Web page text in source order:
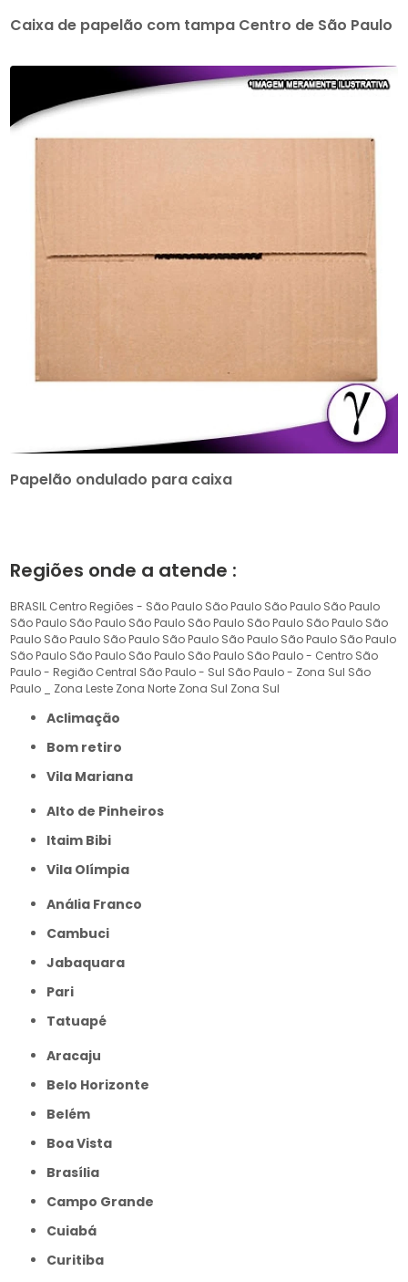
Caixa de papelão com tampa Centro de São Paulo
Papelão ondulado para caixa
Regiões onde a atende :
BRASIL Centro Regiões - São Paulo São Paulo São Paulo São Paulo
São Paulo São Paulo São Paulo São Paulo São Paulo São Paulo São
Paulo São Paulo São Paulo São Paulo São Paulo São Paulo São Paulo
São Paulo São Paulo São Paulo São Paulo São Paulo - Centro São
Paulo - Região Central São Paulo - Sul São Paulo - Zona Sul São
Paulo _ Zona Leste Zona Norte Zona Sul Zona Sul
Aclimação
Bom retiro
Vila Mariana
Alto de Pinheiros
Itaim Bibi
Vila Olímpia
Anália Franco
Cambuci
Jabaquara
Pari
Tatuapé
Aracaju
Belo Horizonte
Belém
Boa Vista
Brasília
Campo Grande
Cuiabá
Curitiba